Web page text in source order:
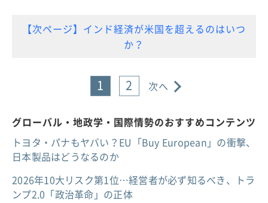
【次ページ】インド経済が米国を超えるのはいつ
か？
1 2 次へ
グローバル・地政学・国際情勢のおすすめコンテンツ
トヨタ・パナもヤバい？EU「Buy European」の衝撃、
日本製品はどうなるのか
2026年10大リスク第1位…経営者が必ず知るべき、トラ
ンプ2.0「政治革命」の正体